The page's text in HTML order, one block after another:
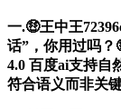
一.🤑王中王
话”，你用过吗？
4.0 百度ai支持自
符合语义而非关